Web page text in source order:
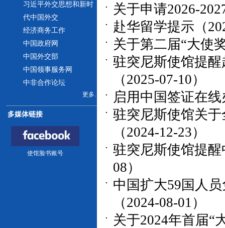
习近平外交思想和新时
代中国外交
经济商务工作
中国政府网
中国外交部
中国领事服务网
中非合作论坛
更多.
多媒体链接
使馆脸书账号
关于申请2026-
赴华留学提示（
关于第二届“大使
驻突尼斯使馆提
（2025-07-10）
启用中国签证在
驻突尼斯使馆关
（2024-12-23）
驻突尼斯使馆提
08）
中国扩大59国人
（2024-08-01）
关于2024年首届“